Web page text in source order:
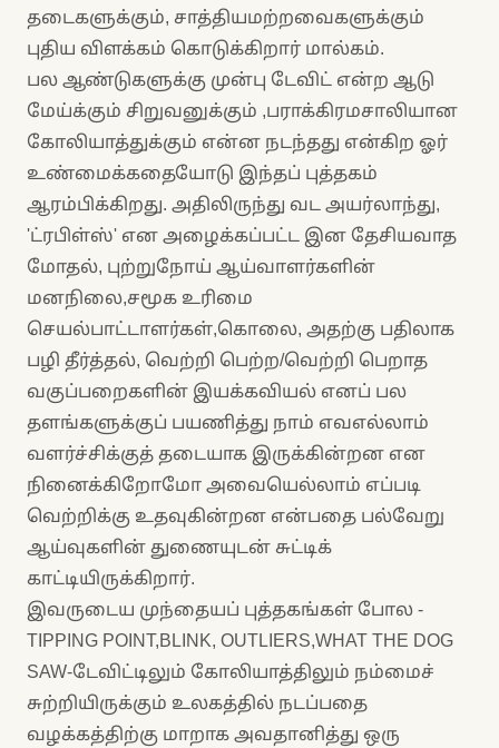
தடைகளுக்கும், சாத்தியமற்றவைகளுக்கும்
புதிய விளக்கம் கொடுக்கிறார் மால்கம்.
பல ஆண்டுகளுக்கு முன்பு டேவிட் என்ற ஆடு
மேய்க்கும் சிறுவனுக்கும் ,பராக்கிரமசாலியான
கோலியாத்துக்கும் என்ன நடந்தது என்கிற ஓர்
உண்மைக்கதையோடு இந்தப் புத்தகம்
ஆரம்பிக்கிறது. அதிலிருந்து வட அயர்லாந்து,
'ட்ரபிள்ஸ்' என அழைக்கப்பட்ட இன தேசியவாத
மோதல், புற்றுநோய் ஆய்வாளர்களின்
மனநிலை,சமூக உரிமை
செயல்பாட்டாளர்கள்,கொலை, அதற்கு பதிலாக
பழி தீர்த்தல், வெற்றி பெற்ற/வெற்றி பெறாத
வகுப்பறைகளின் இயக்கவியல் எனப் பல
தளங்களுக்குப் பயணித்து நாம் எவஎல்லாம்
வளர்ச்சிக்குத் தடையாக இருக்கின்றன என
நினைக்கிறோமோ அவையெல்லாம் எப்படி
வெற்றிக்கு உதவுகின்றன என்பதை பல்வேறு
ஆய்வுகளின் துணையுடன் சுட்டிக்
காட்டியிருக்கிறார்.
இவருடைய முந்தையப் புத்தகங்கள் போல -
TIPPING POINT,BLINK, OUTLIERS,WHAT THE DOG
SAW-டேவிட்டிலும் கோலியாத்திலும் நம்மைச்
சுற்றியிருக்கும் உலகத்தில் நடப்பதை
வழக்கத்திற்கு மாறாக அவதானித்து ஒரு